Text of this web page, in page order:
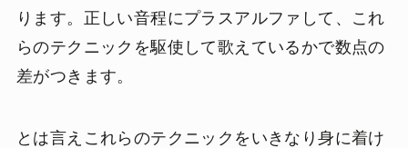
ります。正しい音程にプラスアルファして、これ
らのテクニックを駆使して歌えているかで数点の
差がつきます。
とは言えこれらのテクニックをいきなり身に着け